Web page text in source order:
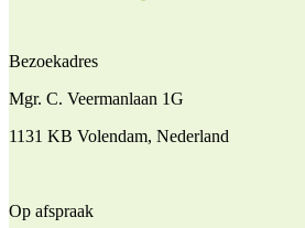
Bezoekadres
Mgr. C. Veermanlaan 1G
1131 KB Volendam, Nederland
Op afspraak